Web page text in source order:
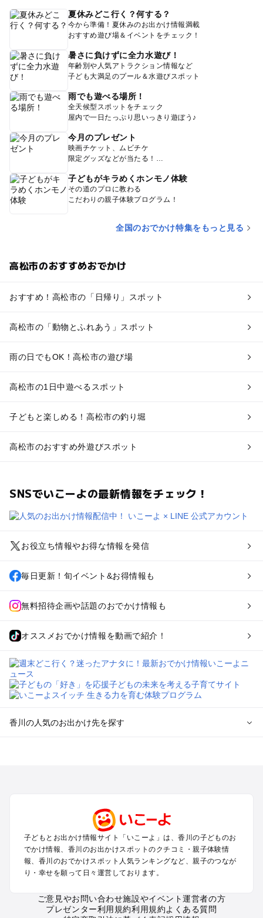
夏休みどこ行く？何する？
今から準備！夏休みのお出かけ情報満載
おすすめ遊び場＆イベントをチェック！
暑さに負けずに全力水遊び！
年齢別や人気アトラクション情報など
子ども大満足のプール＆水遊びスポット
雨でも遊べる場所！
全天候型スポットをチェック
屋内で一日たっぷり思いっきり遊ぼう♪
今月のプレゼント
映画チケット、ムビチケ
限定グッズなどが当たる！
子どもがキラめくホンモノ体験
その道のプロに教わる
こだわりの親子体験プログラム！
全国のおでかけ特集をもっと見る
高松市のおすすめおでかけ
おすすめ！高松市の「日帰り」スポット
高松市の「動物とふれあう」スポット
雨の日でもOK！高松市の遊び場
高松市の1日中遊べるスポット
子どもと楽しめる！高松市の釣り堀
高松市のおすすめ外遊びスポット
SNSでいこーよの最新情報をチェック！
お役立ち情報やお得な情報を発信
毎日更新！旬イベント&お得情報も
無料招待企画や話題のおでかけ情報も
オススメおでかけ情報を動画で紹介！
香川の人気のお出かけ先を探す
香川の定番お出かけスポット
香川の遊園地
香川の動物園
香川のバーベキュー
香川の牧場
香川のプール
子どもとお出かけ情報サイト「いこーよ」は、香川の子どものお
でかけ情報、香川のお出かけスポットのクチコミ・親子体験情
報、香川のおでかけスポット人気ランキングなど、親子のつなが
り・幸せを願って日々運営しております。
ご意見やお問い合わせ施設やイベント運営者の方
プレゼンター利用規約利用規約よくある質問